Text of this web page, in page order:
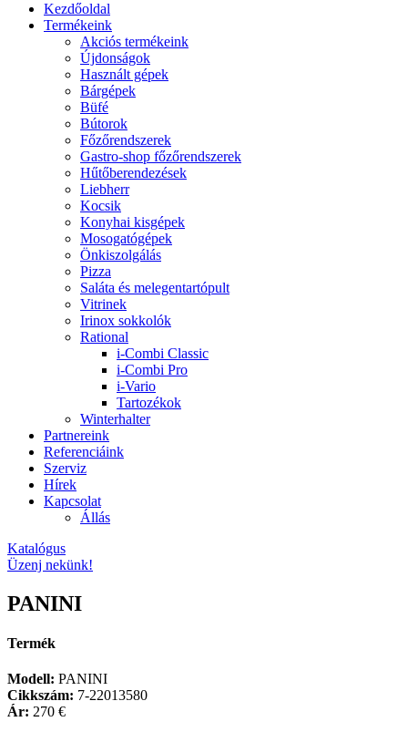
Kezdőoldal
Termékeink
Akciós termékeink
Újdonságok
Használt gépek
Bárgépek
Büfé
Bútorok
Főzőrendszerek
Gastro-shop főzőrendszerek
Hűtőberendezések
Liebherr
Kocsik
Konyhai kisgépek
Mosogatógépek
Önkiszolgálás
Pizza
Saláta és melegentartópult
Vitrinek
Irinox sokkolók
Rational
i-Combi Classic
i-Combi Pro
i-Vario
Tartozékok
Winterhalter
Partnereink
Referenciáink
Szerviz
Hírek
Kapcsolat
Állás
Katalógus
Üzenj nekünk!
PANINI
Termék
Modell: PANINI
Cikkszám: 7-22013580
Ár: 270 €